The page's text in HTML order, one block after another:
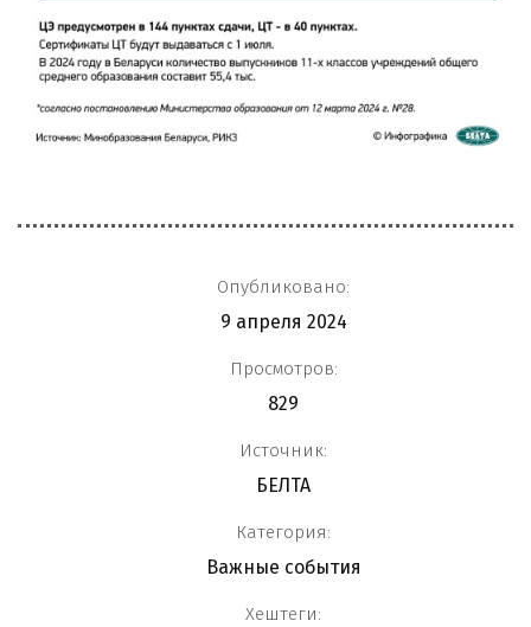
Опубликовано:
9 апреля 2024
Просмотров:
829
Источник:
БЕЛТА
Категория:
Важные события
Хештеги: